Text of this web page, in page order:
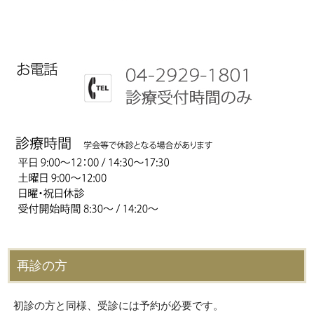
再診の方
初診の方と同様、受診には予約が必要です。